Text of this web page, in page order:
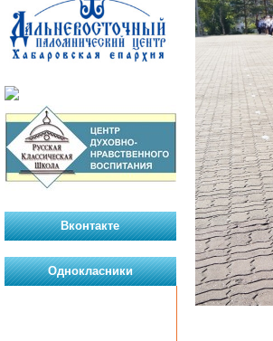
Вконтакте
Однокласники